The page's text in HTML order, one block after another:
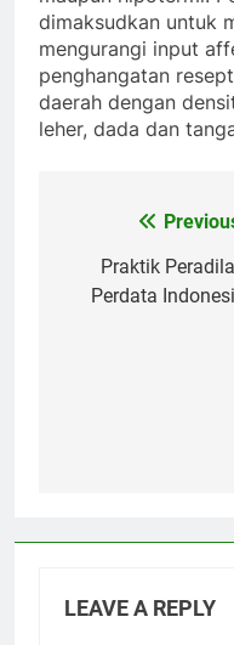
dimaksudkan untuk
mengurangi input
penghangatan
daerah dengan
leher, dada dan
navigation
Praktik
Perdata
LEAVE A REPLY